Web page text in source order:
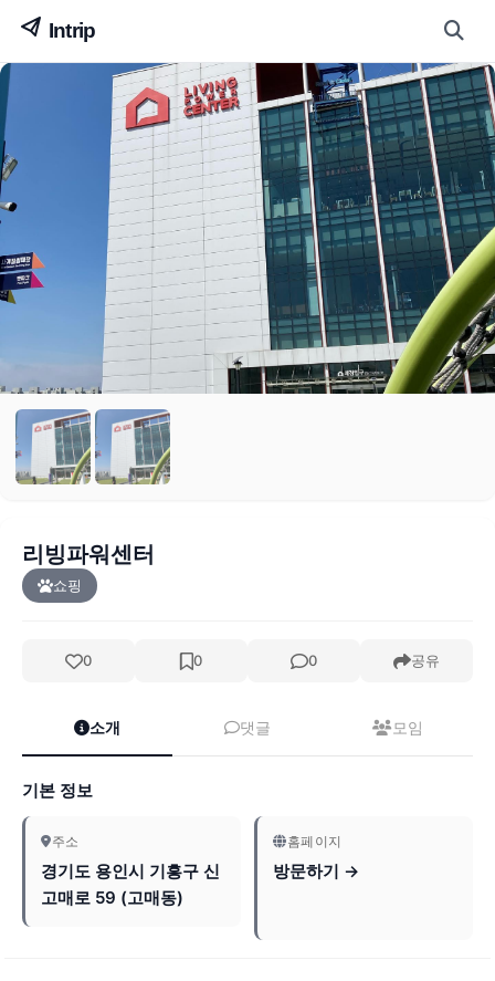
리빙파워센터
쇼핑
0 0 0 공유
소개 댓글 모임
기본 정보
주소
경기도 용인시 기흥구 신
고매로 59 (고매동)
홈페이지
방문하기 →